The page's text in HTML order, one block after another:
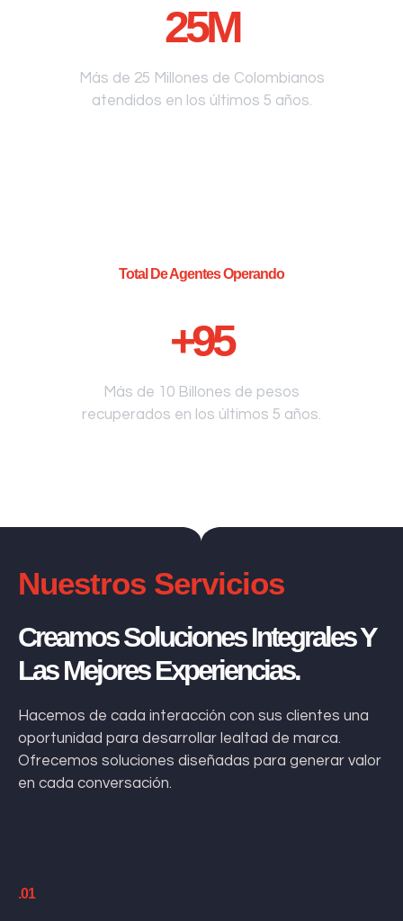
25M
Más de 25 Millones de Colombianos
atendidos en los últimos 5 años.
Total De Agentes Operando
+95
Más de 10 Billones de pesos
recuperados en los últimos 5 años.
Nuestros Servicios
Creamos Soluciones Integrales Y
Las Mejores Experiencias.
Hacemos de cada interacción con sus clientes una
oportunidad para desarrollar lealtad de marca.
Ofrecemos soluciones diseñadas para generar valor
en cada conversación.
.01